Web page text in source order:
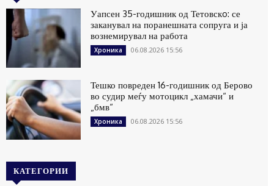
Уапсен 35-годишник од Тетовскo: се
заканувал на поранешната сопруга и ја
вознемирувал на работа
Хроника 06.08.2026 15:56
Тешко повреден 16-годишник од Берово
во судир меѓу мотоцикл „хамачи“ и
„бмв“
Хроника 06.08.2026 15:56
КАТЕГОРИИ